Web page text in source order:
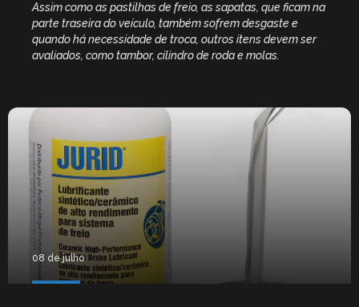
Assim como as pastilhas de freio, as sapatas, que ficam na
parte traseira do veículo, também sofrem desgaste e
quando há necessidade de troca, outros itens devem ser
avaliados, como tambor, cilindro de roda e molas.
08 de julho